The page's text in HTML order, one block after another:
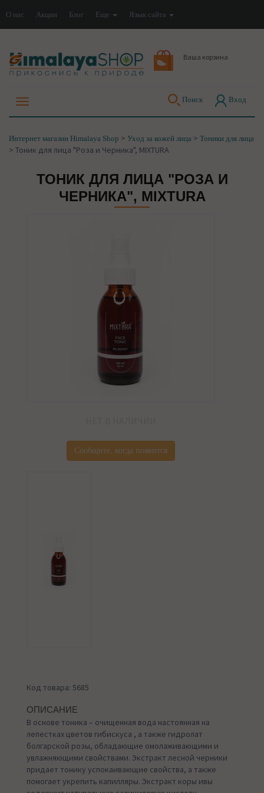
О нас Акции Блог Еще Язык сайта
Ваша корзина
Поиск Вход
Интернет магазин Himalaya Shop > Уход за кожей лица > Тоники для лица
> Тоник для лица "Роза и Черника", MIXTURA
ТОНИК ДЛЯ ЛИЦА "РОЗА И
ЧЕРНИКА", MIXTURA
Сообщите, когда появится
Код товара: 5685
ОПИСАНИЕ
В основе тоника – очищенная вода настоянная на
лепестках цветов гибискуса , а также гидролат
болгарской розы, обладающие омолаживающими и
увлажняющими свойствами. Экстракт лесной черники
придает тонику успокаивающие свойства, а также
помогает укрепить капилляры. Экстракт коры ивы